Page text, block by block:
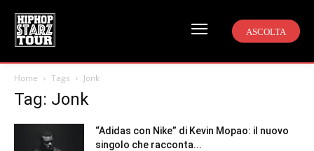
ASCOLTA
Home Tags Jonk
Tag: Jonk
“Adidas con Nike” di Kevin Mopao: il nuovo
singolo che racconta...